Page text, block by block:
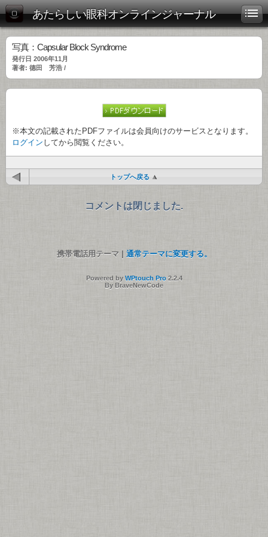
あたらしい眼科オンラインジャーナル
写真：Capsular Block Syndrome
発行日 2006年11月
著者: 德田 芳浩 /
※本文の記載されたPDFファイルは会員向けのサービスとなります。
ログイン してから閲覧ください。
トップへ戻る
コメントは閉じました.
携帯電話用テーマ | 通常テーマに変更する。
Powered by WPtouch Pro2.2.4
By BraveNewCode